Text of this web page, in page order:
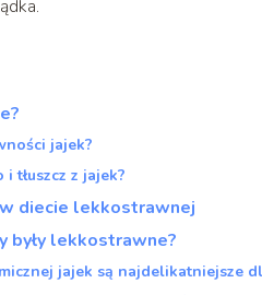
jajek?
tłuszcz z jajek?
diecie lekkostrawnej
były lekkostrawne?
jajek są najdelikatniejsze